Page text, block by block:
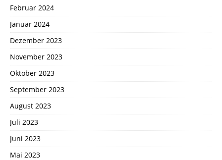
Februar 2024
Januar 2024
Dezember 2023
November 2023
Oktober 2023
September 2023
August 2023
Juli 2023
Juni 2023
Mai 2023